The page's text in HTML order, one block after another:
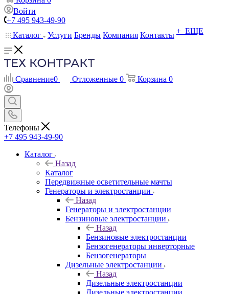
Войти
+7 495 943-49-90
Каталог
Услуги Бренды Компания Контакты + ЕЩЕ
Сравнение0 Отложенные 0 Корзина 0
Телефоны
+7 495 943-49-90
Каталог
Назад
Каталог
Передвижные осветительные мачты
Генераторы и электростанции
Назад
Генераторы и электростанции
Бензиновые электростанции
Назад
Бензиновые электростанции
Бензогенераторы инверторные
Бензогенераторы
Дизельные электростанции
Назад
Дизельные электростанции
Дизельные электростанции